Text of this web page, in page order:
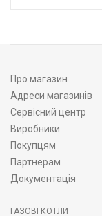
Про магазин
Адреси магазинів
Сервісний центр
Виробники
Покупцям
Партнерам
Документація
ГАЗОВІ КОТЛИ